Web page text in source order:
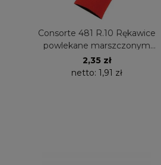
Consorte 481 R.10 Rękawice
powlekane marszczonym
lateksem 1 para
2,35 zł
netto: 1,91 zł